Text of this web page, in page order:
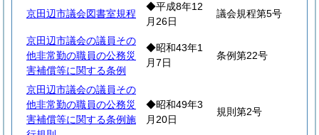
京田辺市議会図書室規程
◆平成8年12
月26日
議会規程第5号
京田辺市議会の議員その
他非常勤の職員の公務災
害補償等に関する条例
◆昭和43年1
月7日
条例第22号
京田辺市議会の議員その
他非常勤の職員の公務災
害補償等に関する条例施
◆昭和49年3
月20日
規則第2号